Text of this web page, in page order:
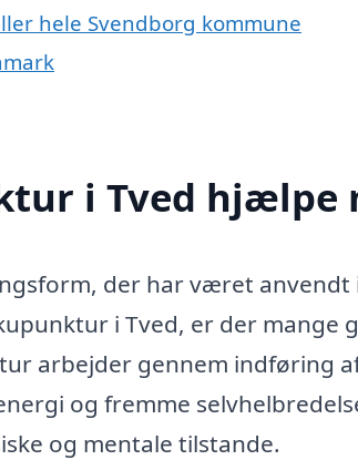
hele Svendborg kommune
i Tved hjælpe
der har været anvendt
i Tved, er der mange
arbejder gennem indføring
og fremme
og mentale tilstande.